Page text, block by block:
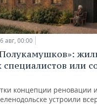
авг, 00:00
специалистов или
концепции реновации
устроили